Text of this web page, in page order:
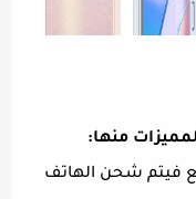
منها:
فيتم شحن الهاتف